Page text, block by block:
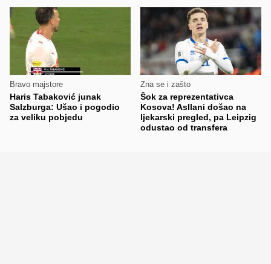
Bravo majstore
Haris Tabaković junak
Salzburga: Ušao i pogodio
za veliku pobjedu
Zna se i zašto
Šok za reprezentativca
Kosova! Asllani došao na
ljekarski pregled, pa Leipzig
odustao od transfera